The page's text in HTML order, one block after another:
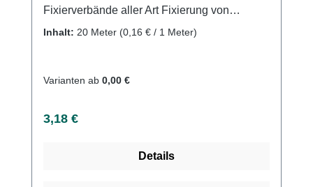
Fixierverbände aller Art Fixierung von
Arm-,Knie- und Sprunggelenken Fixierung
Baumwolle Viskose Polyamiddehnbar
Verkleben mit der Haut Kohäsiv (auf-sich-
Hygienisch, praktisch als Verpackung im
Inhalt: 20 Meter (0,16 € / 1 Meter)
Varianten ab 0,00 €
Regulärer Preis:
3,18 €
Details